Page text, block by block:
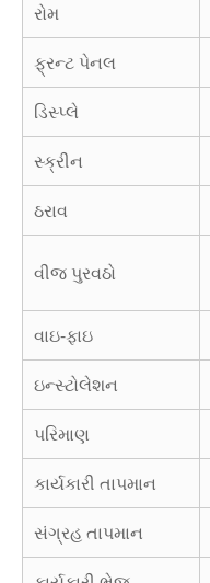
રોમ
ફ્રન્ટ પેનલ
ડિસ્પ્લે
સ્ક્રીન
ઠરાવ
વીજ પુરવઠો
વાઇ-ફાઇ
ઇન્સ્ટોલેશન
પરિમાણ
કાર્યકારી તાપમાન
સંગ્રહ તાપમાન